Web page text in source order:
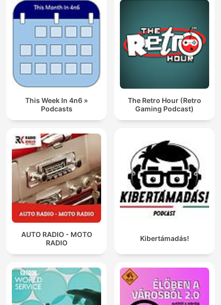
This Week In 4n6 »
Podcasts
The Retro Hour (Retro
Gaming Podcast)
AUTO RADIO - MOTO
RADIO
Kibertámadás!